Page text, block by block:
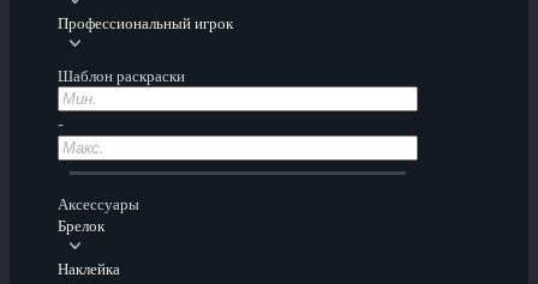
Профессиональный игрок
Шаблон раскраски
-
Аксессуары
Брелок
Наклейка